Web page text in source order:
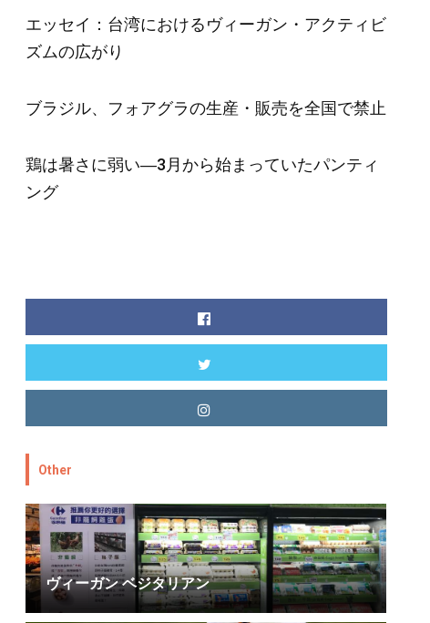
エッセイ：台湾におけるヴィーガン・アクティビ
ズムの広がり
ブラジル、フォアグラの生産・販売を全国で禁止
鶏は暑さに弱い―3月から始まっていたパンティ
ング
Other
ヴィーガン ベジタリアン